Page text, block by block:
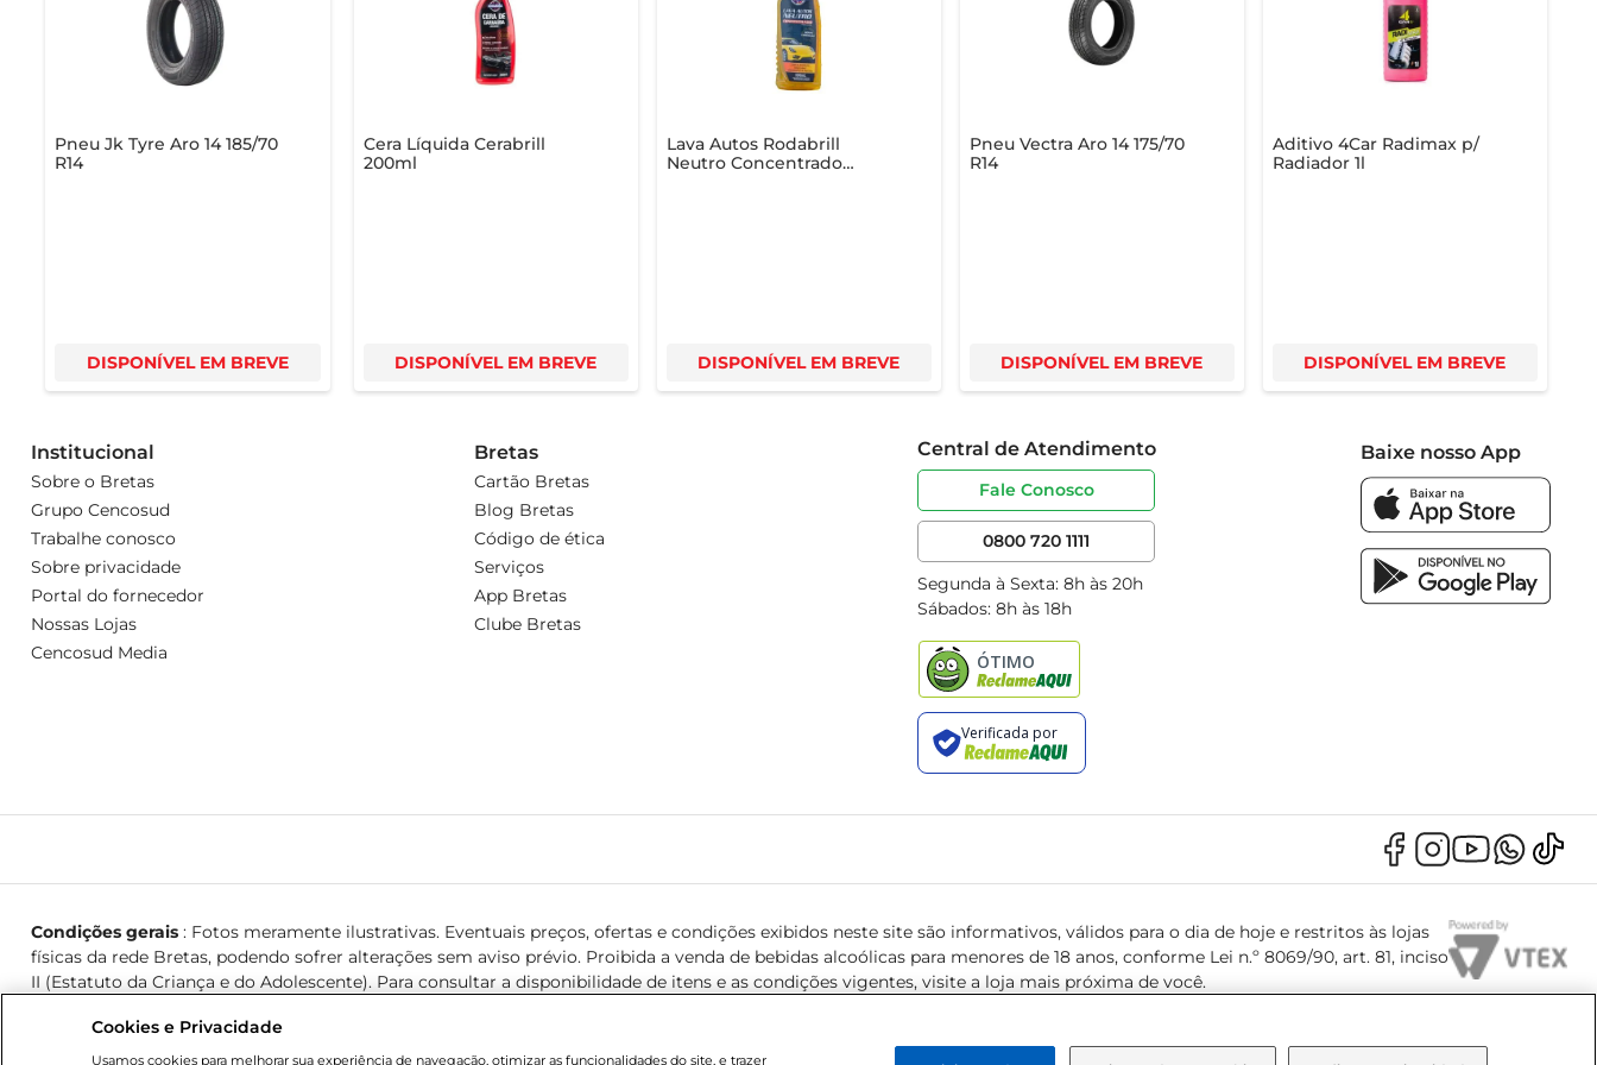
Pneu Jk Tyre Aro 14 185/70
R14
DISPONÍVEL EM BREVE
Cera Líquida Cerabrill
200ml
DISPONÍVEL EM BREVE
Lava Autos Rodabrill
Neutro Concentrado
DISPONÍVEL EM BREVE
Pneu Vectra Aro 14 175/70
R14
DISPONÍVEL EM BREVE
Aditivo 4Car Radimax p/
Radiador 1l
DISPONÍVEL EM BREVE
Institucional
Sobre o Bretas
Grupo Cencosud
Trabalhe conosco
Sobre privacidade
Portal do fornecedor
Nossas Lojas
Cencosud Media
Bretas
Cartão Bretas
Blog Bretas
Código de ética
Serviços
App Bretas
Clube Bretas
Central de Atendimento
Fale Conosco
0800 720 1111
Segunda à Sexta: 8h às 20h
Sábados: 8h às 18h
Baixe nosso App
Condições gerais: Fotos meramente ilustrativas. Eventuais preços, ofertas e condições exibidos neste site são informativos, válidos para o dia de hoje e restritos às lojas
físicas da rede Bretas, podendo sofrer alterações sem aviso prévio. Proibida a venda de bebidas alcoólicas para menores de 18 anos, conforme Lei n.º 8069/90, art. 81, inciso
II (Estatuto da Criança e do Adolescente). Para consultar a disponibilidade de itens e as condições vigentes, visite a loja mais próxima de você.
Cookies e Privacidade
Usamos cookies para melhorar sua experiência de navegação, otimizar as funcionalidades do site, e trazer